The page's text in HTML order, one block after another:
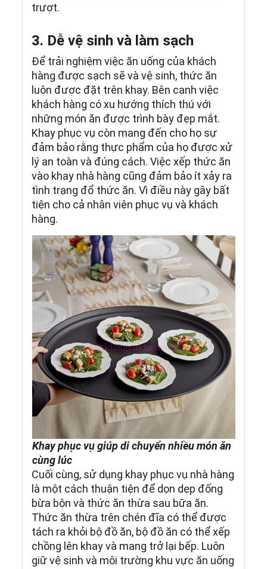
trượt.
3. Dễ vệ sinh và làm sạch
Để trải nghiệm việc ăn uống của khách
hàng được sạch sẽ và vệ sinh, thức ăn
luôn được đặt trên khay. Bên cạnh việc
khách hàng có xu hướng thích thú với
những món ăn được trình bày đẹp mắt.
Khay phục vụ còn mang đến cho họ sự
đảm bảo rằng thực phẩm của họ được xử
lý an toàn và đúng cách. Việc xếp thức ăn
vào khay nhà hàng cũng đảm bảo ít xảy ra
tình trạng đổ thức ăn. Vì điều này gây bất
tiện cho cả nhân viên phục vụ và khách
hàng.
Khay phục vụ giúp di chuyển nhiều món ăn
cùng lúc
Cuối cùng, sử dụng khay phục vụ nhà hàng
là một cách thuận tiện để dọn dẹp đống
bừa bộn và thức ăn thừa sau bữa ăn.
Thức ăn thừa trên chén đĩa có thể được
tách ra khỏi bộ đồ ăn, bộ đồ ăn có thể xếp
chồng lên khay và mang trở lại bếp. Luôn
giữ vệ sinh và môi trường khu vực ăn uống